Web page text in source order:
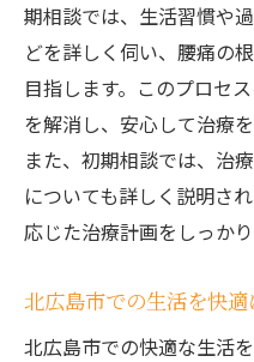
腰痛の早期改善
地域密着型のサ
腰痛を根本から改善
と専門的アプローチ
最新技術を活
痛みの根本原因
再発防止に向け
専門的かつ的確
期相談では、生活習慣や
どを詳しく伺い、腰痛の
目指します。このプロセ
を解消し、安心して治療
また、初期相談では、治
についても詳しく説明さ
応じた治療計画をしっか
北広島市での生活を快
北広島市での快適な生活